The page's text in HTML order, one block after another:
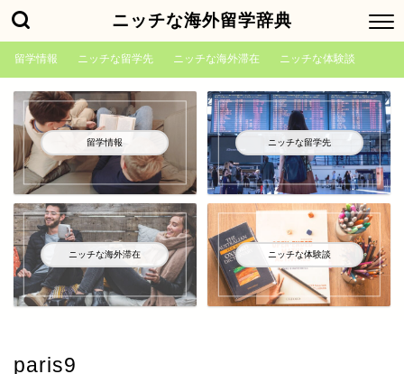
ニッチな海外留学辞典
留学情報 ニッチな留学先 ニッチな海外滞在 ニッチな体験談
留学情報 ニッチな留学先
ニッチな海外滞在 ニッチな体験談
paris9